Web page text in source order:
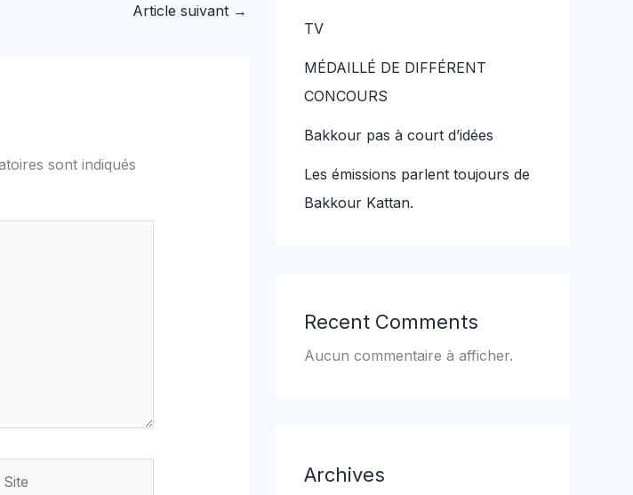
Article suivant →
sont indiqués
TV
MÉDAILLÉ DE DIFFÉRENT
CONCOURS
Bakkour pas à court d’idées
Les émissions parlent toujours de
Bakkour Kattan.
Recent Comments
Aucun commentaire à afficher.
Archives